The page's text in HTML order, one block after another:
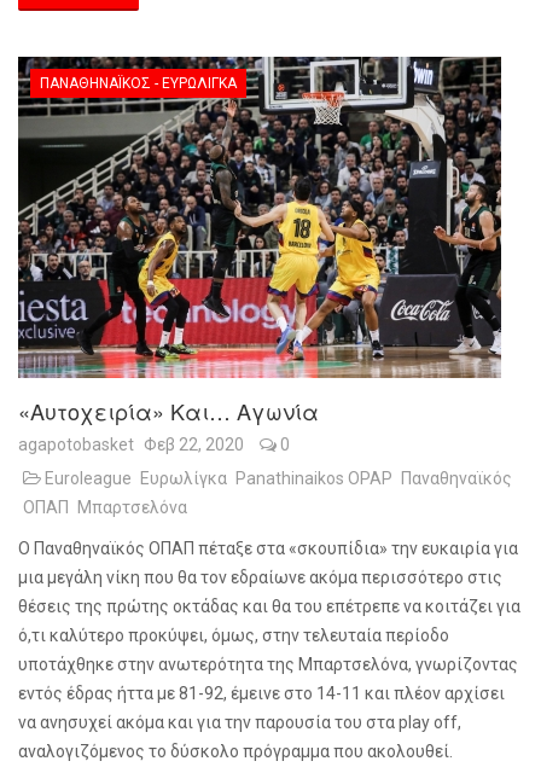
ΠΑΝΑΘΗΝΑΪΚΌΣ - ΕΥΡΩΛΊΓΚΑ
«Αυτοχειρία» Και… Αγωνία
agapotobasket Φεβ 22, 2020
0
Euroleague
Ευρωλίγκα Panathinaikos OPAP
Παναθηναϊκός
ΟΠΑΠ
Μπαρτσελόνα
Ο Παναθηναϊκός ΟΠΑΠ πέταξε στα «σκουπίδια» την ευκαιρία για
μια μεγάλη νίκη που θα τον εδραίωνε ακόμα περισσότερο στις
θέσεις της πρώτης οκτάδας και θα του επέτρεπε να κοιτάζει για
ό,τι καλύτερο προκύψει, όμως, στην τελευταία περίοδο
υποτάχθηκε στην ανωτερότητα της Μπαρτσελόνα, γνωρίζοντας
εντός έδρας ήττα με 81-92, έμεινε στο 14-11 και πλέον αρχίσει
να ανησυχεί ακόμα και για την παρουσία του σταplayoff,
αναλογιζόμενος το δύσκολο πρόγραμμα που ακολουθεί.